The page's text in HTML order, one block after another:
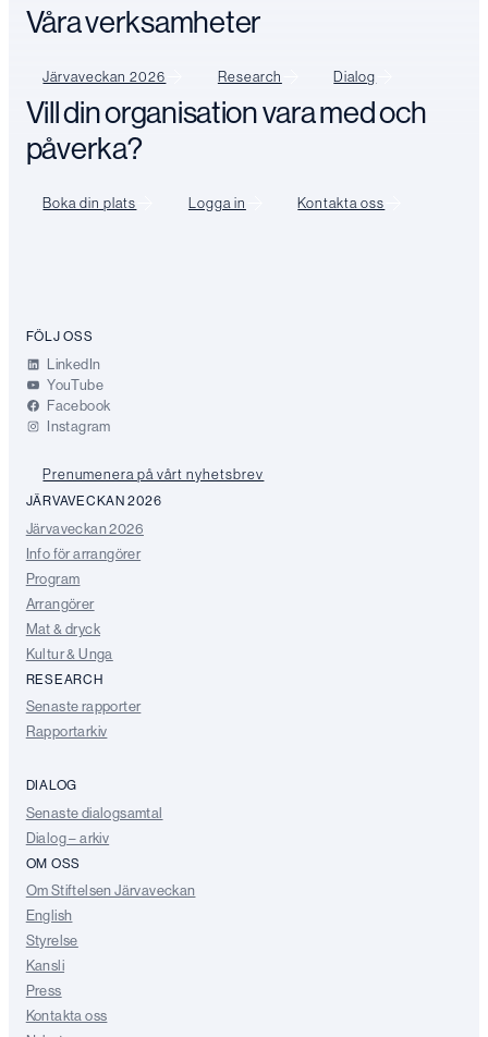
Våra verksamheter
Järvaveckan 2026 Research Dialog
Vill din organisation vara med och
påverka?
Boka din plats Logga in Kontakta oss
FÖLJ OSS
LinkedIn
YouTube
Facebook
Instagram
Prenumenera på vårt nyhetsbrev
JÄRVAVECKAN 2026
Järvaveckan 2026
Info för arrangörer
Program
Arrangörer
Mat & dryck
Kultur & Unga
RESEARCH
Senaste rapporter
Rapportarkiv
DIALOG
Senaste dialogsamtal
Dialog – arkiv
OM OSS
Om Stiftelsen Järvaveckan
English
Styrelse
Kansli
Press
Kontakta oss